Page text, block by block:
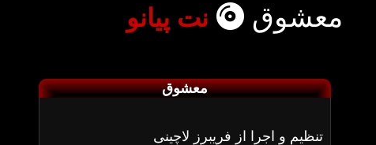
معشوق نت پیانو
معشوق
تنظیم و اجرا از فریبرز لاچینی